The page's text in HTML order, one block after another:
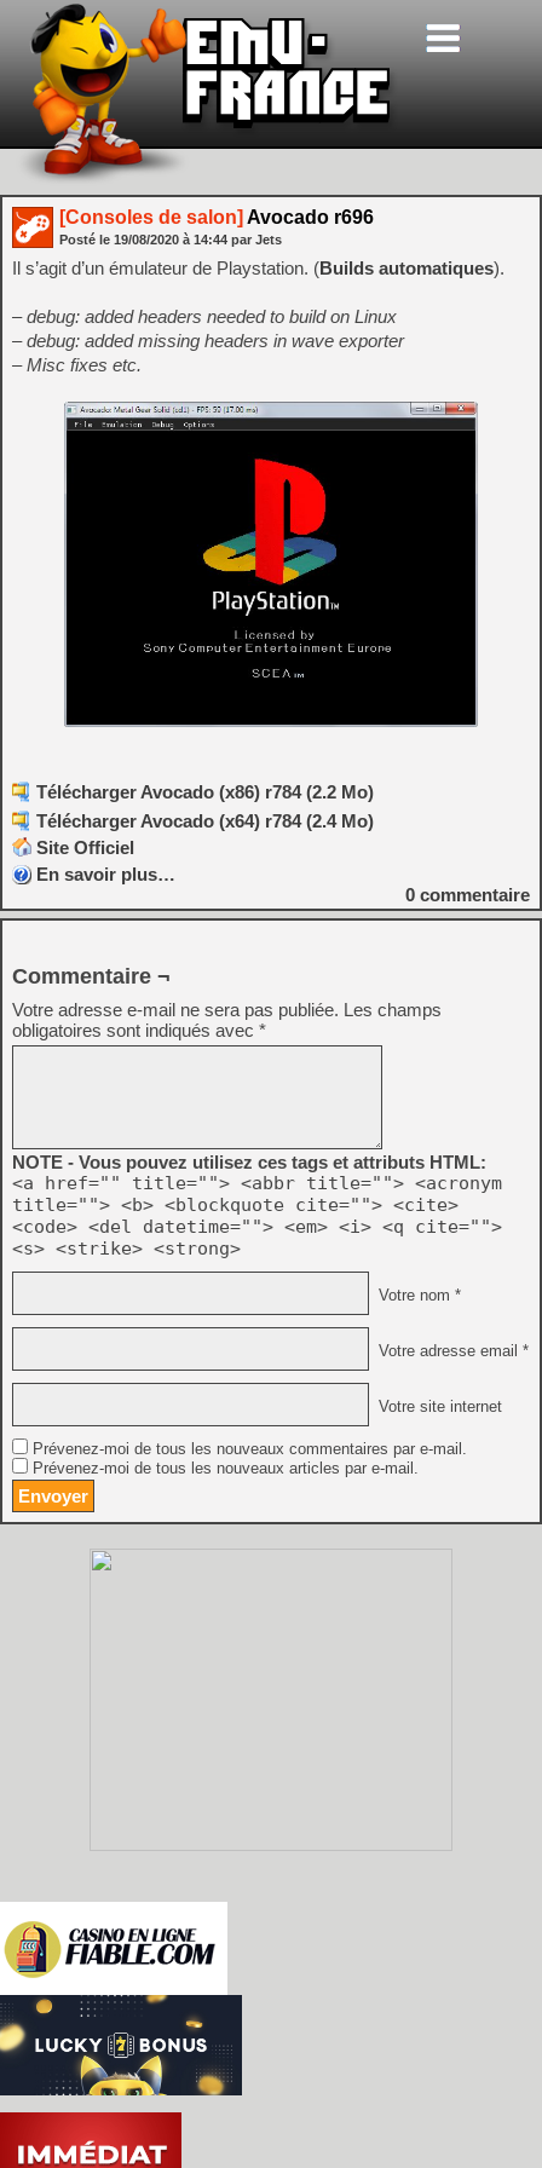
[Consoles de salon] Avocado r696
Posté le 19/08/2020 à 14:44 par Jets
Il s’agit d’un émulateur de Playstation. (Builds automatiques).
– debug: added headers needed to build on Linux
– debug: added missing headers in wave exporter
– Misc fixes etc.
Télécharger Avocado (x86) r784 (2.2 Mo)
Télécharger Avocado (x64) r784 (2.4 Mo)
Site Officiel
En savoir plus…
0 commentaire
Commentaire ¬
Votre adresse e-mail ne sera pas publiée. Les champs
obligatoires sont indiqués avec *
NOTE - Vous pouvez utilisez ces tags et attributs HTML:
<a href="" title=""> <abbr title=""> <acronym
title=""> <b> <blockquote cite=""> <cite>
<code> <del datetime=""> <em> <i> <q cite="">
<s> <strike> <strong>
Votre nom *
Votre adresse email *
Votre site internet
Prévenez-moi de tous les nouveaux commentaires par e-mail.
Prévenez-moi de tous les nouveaux articles par e-mail.